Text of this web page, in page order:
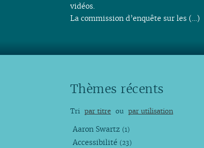
vidéos.
La commission d’enquête sur les (…)
Thèmes récents
Tri par titre ou par utilisation
Aaron Swartz (1)
Accessibilité (23)